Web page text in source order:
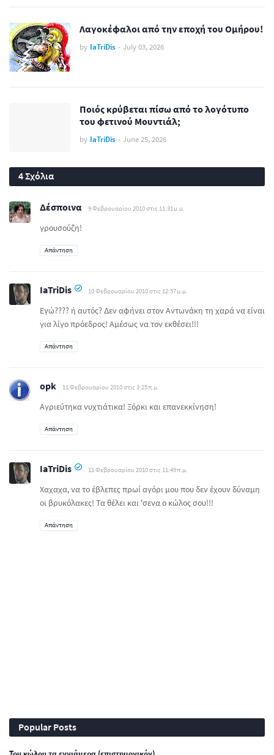
Λαγοκέφαλοι από την εποχή του Ομήρου!
by IaTriDis - July 03, 2026
Ποιός κρύβεται πίσω από το λογότυπο
του φετινού Μουντιάλ;
by IaTriDis - June 25, 2026
4 Σχόλια
Δέσποινα 9 Φεβρουαρίου 2010 στις 11:31 μ.μ.
γρουσούζη!
Απάντηση
IaTriDis 10 Φεβρουαρίου 2010 στις 12:57 μ.μ.
Εγώ???? ή αυτός? Δεν αφήνει στον Αντωνάκη τη χαρά να είναι
για λίγο πρόεδρος! Αμέσως να τον εκθέσει!!!
Απάντηση
opk 11 Φεβρουαρίου 2010 στις 3:25 π.μ.
Aγριεύτηκα νυχτιάτικα! Ξόρκι και επανεκκίνηση!
Απάντηση
IaTriDis 11 Φεβρουαρίου 2010 στις 11:49 π.μ.
Χαχαχα, να το έβλεπες πρωί αγόρι μου που δεν έχουν δύναμη
οι βρυκόλακες! Τα θέλει και 'σενα ο κώλος σου!!!
Απάντηση
Popular Posts